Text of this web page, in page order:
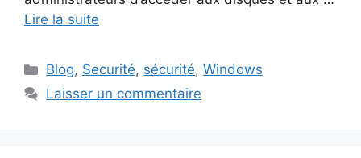
Lire la suite
Catégories
Blog, Securité, sécurité,Windows
Laisser un commentaire